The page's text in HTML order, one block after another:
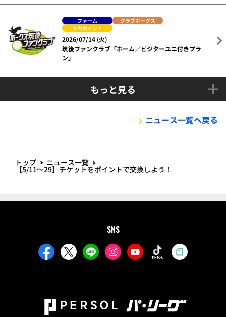
ファーム
クラブホークス
タカポイント
2026/07/14 (火)
筑後ファンクラブ「ホーム／ビジターユニ付きプラ
ン」
もっと見る
ニュース一覧へ戻る
トップ ニュース一覧
【5/11～29】チケットをポイントで交換しよう！
SNS